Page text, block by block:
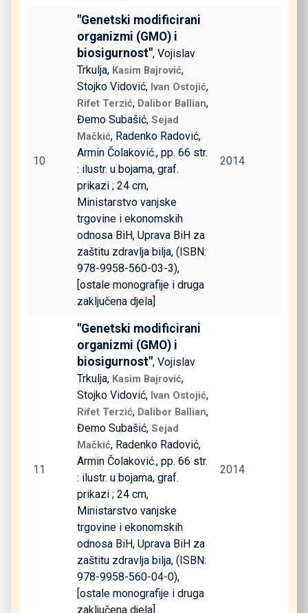
10
"Genetski modificirani
organizmi (GMO) i
biosigurnost", Vojislav
Trkulja, Kasim Bajrović,
Stojko Vidović, Ivan Ostojić,
Rifet Terzić, Dalibor Ballian,
Đemo Subašić, Sejad
Mačkić, Radenko Radović,
Armin Čolaković., pp. 66 str.
: ilustr. u bojama, graf.
prikazi ; 24 cm,
Ministarstvo vanjske
trgovine i ekonomskih
odnosa BiH, Uprava BiH za
zaštitu zdravlja bilja, (ISBN:
978-9958-560-03-3),
[ostale monografije i druga
zaključena djela]
2014
11
"Genetski modificirani
organizmi (GMO) i
biosigurnost", Vojislav
Trkulja, Kasim Bajrović,
Stojko Vidović, Ivan Ostojić,
Rifet Terzić, Dalibor Ballian,
Đemo Subašić, Sejad
Mačkić, Radenko Radović,
Armin Čolaković., pp. 66 str.
: ilustr. u bojama, graf.
prikazi ; 24 cm,
Ministarstvo vanjske
trgovine i ekonomskih
odnosa BiH, Uprava BiH za
zaštitu zdravlja bilja, (ISBN:
978-9958-560-04-0),
[ostale monografije i druga
zaključena djela]
2014